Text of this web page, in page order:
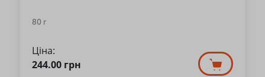
80 г
Ціна:
244.00 грн